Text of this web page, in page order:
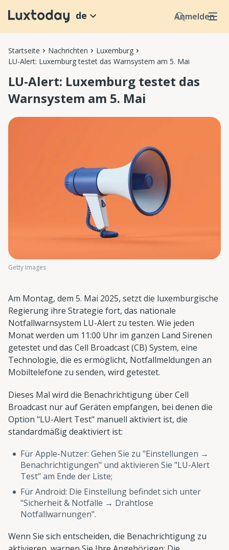
Anmelden
de
Startseite Nachrichten
Luxemburg
LU-Alert: Luxemburg testet das Warnsystem am 5. Mai
LU-Alert: Luxemburg testet das
Warnsystem am 5. Mai
Getty Images
Am Montag, dem 5. Mai 2025, setzt die luxemburgische
Regierung ihre Strategie fort, das nationale
Notfallwarnsystem LU-Alert zu testen. Wie jeden
Monat werden um 11:00 Uhr im ganzen Land Sirenen
getestet und das Cell Broadcast (CB) System, eine
Technologie, die es ermöglicht, Notfallmeldungen an
Mobiltelefone zu senden, wird getestet.
Dieses Mal wird die Benachrichtigung über Cell
Broadcast nur auf Geräten empfangen, bei denen die
Option "LU-Alert Test" manuell aktiviert ist, die
standardmäßig deaktiviert ist:
Für Apple-Nutzer: Gehen Sie zu "Einstellungen →
Benachrichtigungen" und aktivieren Sie "LU-Alert
Test" am Ende der Liste;
Für Android: Die Einstellung befindet sich unter
"Sicherheit & Notfälle → Drahtlose
Notfallwarnungen".
Wenn Sie sich entscheiden, die Benachrichtigung zu